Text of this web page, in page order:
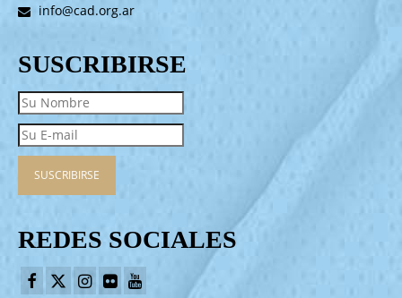
info@cad.org.ar
SUSCRIBIRSE
REDES SOCIALES